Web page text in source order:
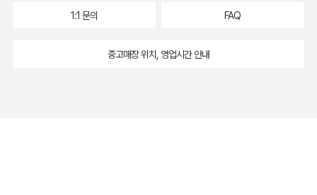
1:1 문의 FAQ
중고매장 위치, 영업시간 안내